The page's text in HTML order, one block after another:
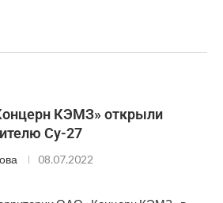
КЭМЗ» открыли
Су-27
08.07.2022